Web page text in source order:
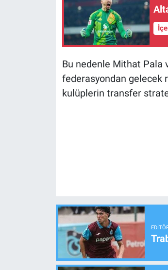
Bu nedenle Mithat Pala
federasyondan gelecek
kulüplerin transfer